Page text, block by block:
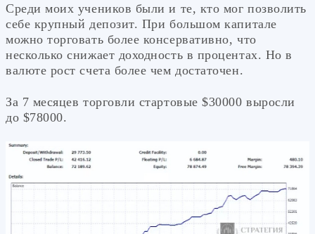
Среди моих учеников были и те, кто мог позволить
себе крупный депозит. При большом капитале
можно торговать более консервативно, что
несколько снижает доходность в процентах. Но в
валюте рост счета более чем достаточен.
За 7 месяцев торговли стартовые $30000 выросли
до $78000.